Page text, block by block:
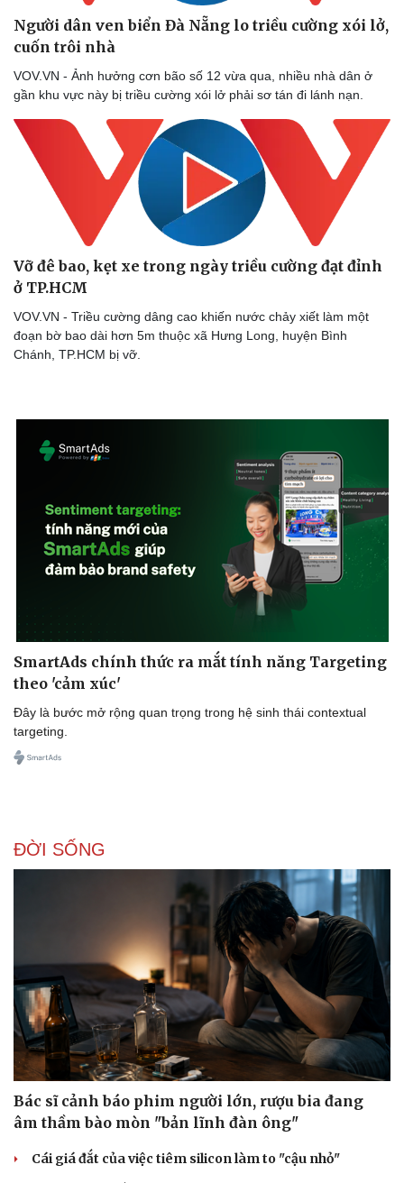
Ăn sạch sống khỏe
Người dân ven biển Đà Nẵng lo triều cường xói lở,
cuốn trôi nhà
VOV.VN - Ảnh hưởng cơn bão số 12 vừa qua, nhiều nhà dân ở
gần khu vực này bị triều cường xói lở phải sơ tán đi lánh nạn.
Vỡ đê bao, kẹt xe trong ngày triều cường đạt đỉnh
ở TP.HCM
VOV.VN - Triều cường dâng cao khiến nước chảy xiết làm một
đoạn bờ bao dài hơn 5m thuộc xã Hưng Long, huyện Bình
Chánh, TP.HCM bị vỡ.
SmartAds chính thức ra mắt tính năng Targeting
theo 'cảm xúc'
Đây là bước mở rộng quan trọng trong hệ sinh thái contextual
targeting.
ĐỜI SỐNG
Bác sĩ cảnh báo phim người lớn, rượu bia đang
âm thầm bào mòn "bản lĩnh đàn ông"
Cái giá đắt của việc tiêm silicon làm to "cậu nhỏ"